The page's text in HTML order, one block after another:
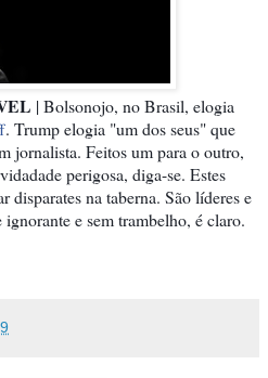
| Bolsonojo, no Brasil, elogia
. Trump elogia "um dos seus" que
jornalista. Feitos um para o outro,
perigosa, diga-se. Estes
disparates na taberna. São líderes e
e sem trambelho, é claro.